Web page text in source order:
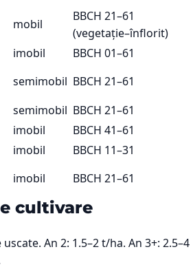
mobil
BBCH 21–61
(vegetație–înflorit)
imobil
BBCH 01–61
semimobil BBCH 21–61
semimobil BBCH 21–61
imobil
BBCH 41–61
imobil
BBCH 11–31
imobil BBCH 21–61
cultivare
An 2: 1.5–2 t/ha. An 3+: 2.5–4